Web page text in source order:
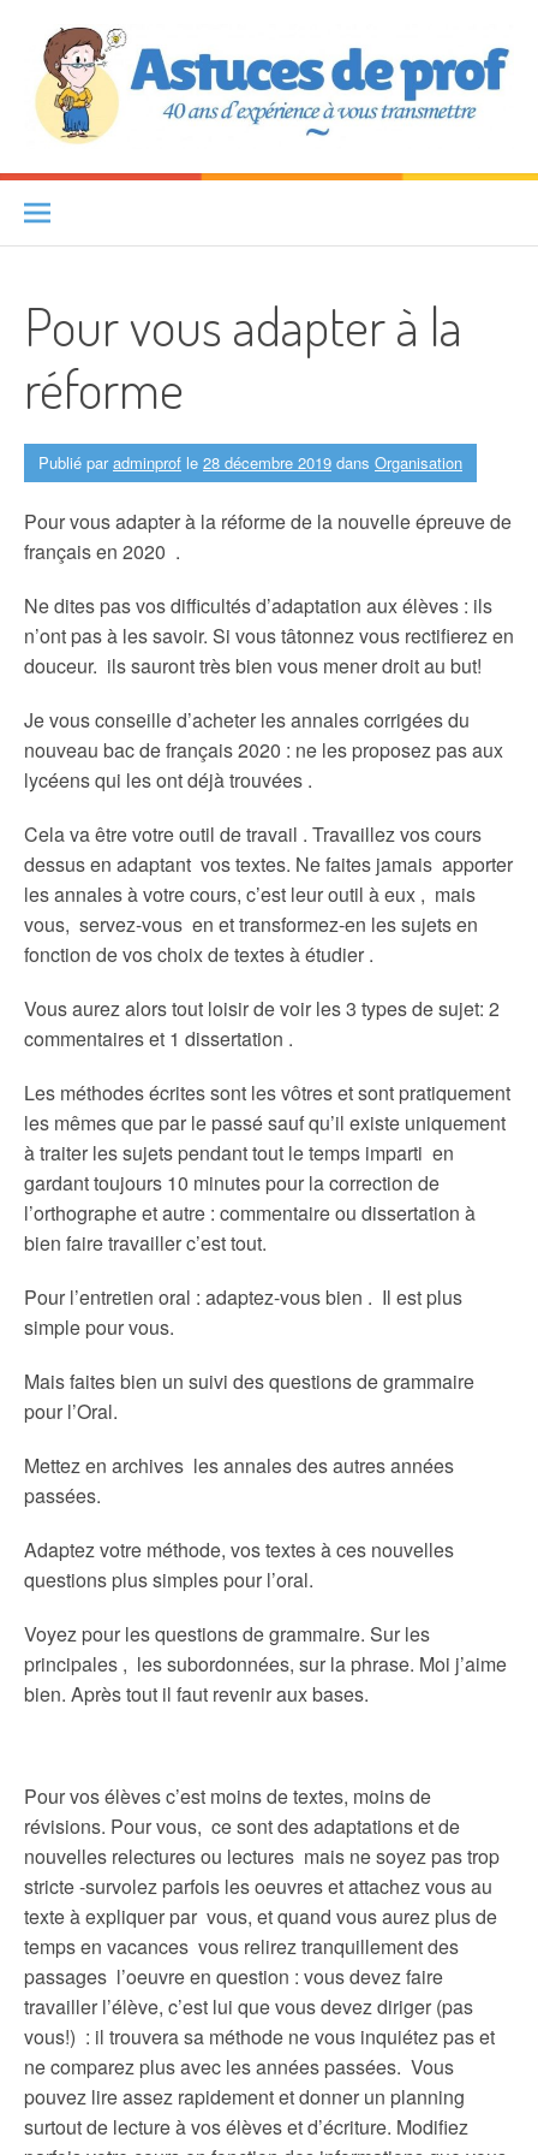
Astuces de prof
Pour vous adapter à la
réforme
Publié paradminprof le 28 décembre 2019 dans Organisation
Pour vous adapter à la réforme de la nouvelle épreuve de
français en 2020 .
Ne dites pas vos difficultés d’adaptation aux élèves : ils
n’ont pas à les savoir. Si vous tâtonnez vous rectifierez en
douceur. ils sauront très bien vous mener droit au but!
Je vous conseille d’acheter les annales corrigées du
nouveau bac de français 2020 : ne les proposez pas aux
lycéens qui les ont déjà trouvées .
Cela va être votre outil de travail . Travaillez vos cours
dessus en adaptant vos textes. Ne faites jamais apporter
les annales à votre cours, c’est leur outil à eux , mais
vous, servez-vous en et transformez-en les sujets en
fonction de vos choix de textes à étudier .
Vous aurez alors tout loisir de voir les 3 types de sujet: 2
commentaires et 1 dissertation .
Les méthodes écrites sont les vôtres et sont pratiquement
les mêmes que par le passé sauf qu’il existe uniquement
à traiter les sujets pendant tout le temps imparti en
gardant toujours 10 minutes pour la correction de
l’orthographe et autre : commentaire ou dissertation à
bien faire travailler c’est tout.
Pour l’entretien oral : adaptez-vous bien . Il est plus
simple pour vous.
Mais faites bien un suivi des questions de grammaire
pour l’Oral.
Mettez en archives les annales des autres années
passées.
Adaptez votre méthode, vos textes à ces nouvelles
questions plus simples pour l’oral.
Voyez pour les questions de grammaire. Sur les
principales , les subordonnées, sur la phrase. Moi j’aime
bien. Après tout il faut revenir aux bases.
Pour vos élèves c’est moins de textes, moins de
révisions. Pour vous, ce sont des adaptations et de
nouvelles relectures ou lectures mais ne soyez pas trop
stricte -survolez parfois les oeuvres et attachez vous au
texte à expliquer par vous, et quand vous aurez plus de
temps en vacances vous relirez tranquillement des
passages l’oeuvre en question : vous devez faire
travailler l’élève, c’est lui que vous devez diriger (pas
vous!) : il trouvera sa méthode ne vous inquiétez pas et
ne comparez plus avec les années passées. Vous
pouvez lire assez rapidement et donner un planning
surtout de lecture à vos élèves et d’écriture. Modifiez